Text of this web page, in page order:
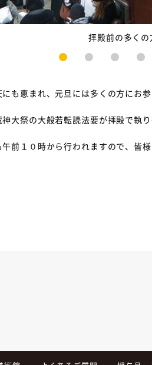
拝殿前の多くの
2 3 4 5
も恵まれ、元旦には多くの方にお参
大祭の大般若転読法要が拝殿で執
前１０時から行われますので、皆様